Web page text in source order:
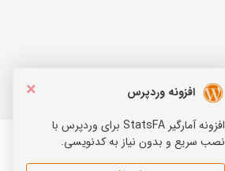
×
افزونه وردپرس
افزونه آمارگیر StatsFA برای وردپرس با
نصب سریع و بدون نیاز به کدنویسی.